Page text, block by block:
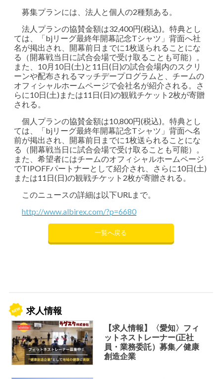
募集プランには、法人と個人の2種類ある。
法人プランの協賛金額は32,400円(税込)。特典とし
ては、「bjリーグ最終年開幕記念Tシャツ」背面へ社
名が掲出され、開幕前日までに1枚送られることにな
る（開幕戦当日に試合会場で受け取ることも可能）。
また、10月10日(土)と11日(日)の試合会場内のスクリ
ーンや配布されるマッチデープログラムと、チームの
オフィシャルホームページで会社名が紹介される。さ
らに10日(土)または11日(日)の観戦チケット2枚が寄贈
される。
個人プランの協賛金額は10,800円(税込)。特典とし
ては、「bjリーグ最終年開幕記念Tシャツ」背面へ名
前が掲出され、開幕前日までに1枚送られることにな
る（開幕戦当日に試合会場で受け取ることも可能）。
また、希望者にはチームのオフィシャルホームページ
でTIPOFFパートナーとして紹介され、さらに10日(土)
または11日(日)の観戦チケット2枚が寄贈される。
このニュースの詳細は以下URLまで。
http://www.albirex.com/?p=6680
一覧へ戻る
求人情報
【求人情報】〈愛知〉フィ
ットネストレーナー(正社
員・業務委託）募集／健康
創造企業